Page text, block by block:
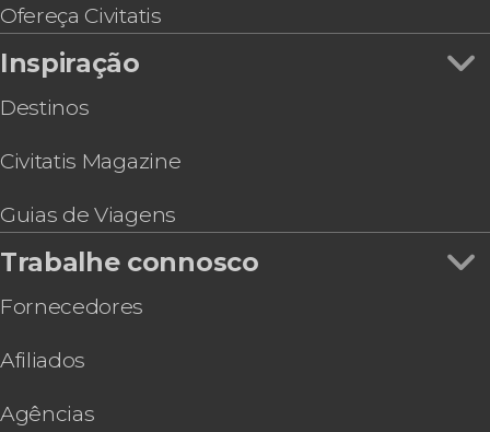
Ônibus turístico Vienna Sightseeing
Free tour noturno por Viena
Ofereça Civitatis
Inspiração
Destinos
Civitatis Magazine
Guias de Viagens
Trabalhe connosco
Fornecedores
Afiliados
Agências